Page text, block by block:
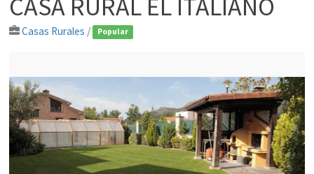
CASA RURAL EL ITALIANO
Casas Rurales / Popular